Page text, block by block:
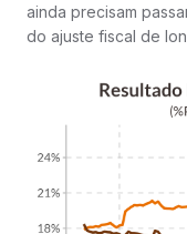
ainda precisam
do ajuste fiscal de